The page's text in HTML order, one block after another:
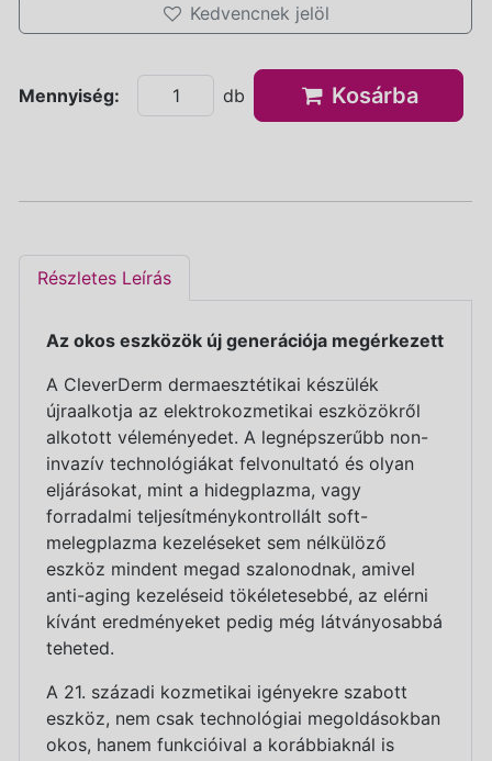
Kedvencnek jelöl
Mennyiség: db Kosárba
Részletes Leírás
Az okos eszközök új generációja megérkezett
A CleverDerm dermaesztétikai készülék
újraalkotja az elektrokozmetikai eszközökről
alkotott véleményedet. A legnépszerűbb non-
invazív technológiákat felvonultató és olyan
eljárásokat, mint a hidegplazma, vagy
forradalmi teljesítménykontrollált soft-
melegplazma kezeléseket sem nélkülöző
eszköz mindent megad szalonodnak, amivel
anti-aging kezeléseid tökéletesebbé, az elérni
kívánt eredményeket pedig még látványosabbá
teheted.
A 21. századi kozmetikai igényekre szabott
eszköz, nem csak technológiai megoldásokban
okos, hanem funkcióival a korábbiaknál is